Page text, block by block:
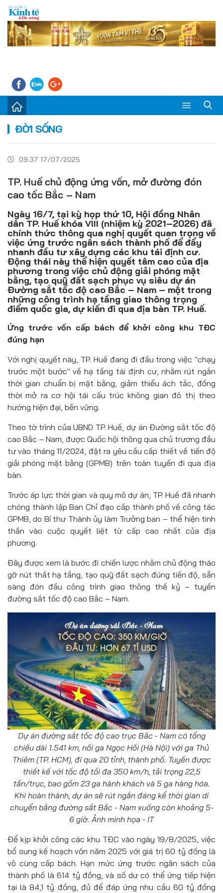
Sự kiện
Kinh tế - Tiêu dùng
Đời sống
Thị trường
Đồ uống
Pháp luật
Khoa giáo
Multimedia
ĐỜI SỐNG
09:37 17/07/2025
TP. Huế chủ động ứng vốn, mở đường đón
cao tốc Bắc – Nam
Ngày 16/7, tại kỳ họp thứ 10, Hội đồng Nhân
dân TP. Huế khóa VIII (nhiệm kỳ 2021–2026) đã
chính thức thông qua nghị quyết quan trọng về
việc ứng trước ngân sách thành phố để đẩy
nhanh đầu tư xây dựng các khu tái định cư.
Động thái này thể hiện quyết tâm cao của địa
phương trong việc chủ động giải phóng mặt
bằng, tạo quỹ đất sạch phục vụ siêu dự án
Đường sắt tốc độ cao Bắc – Nam – một trong
những công trình hạ tầng giao thông trọng
điểm quốc gia, dự kiến đi qua địa bàn TP. Huế.
Ứng trước vốn cấp bách để khởi công khu TĐC
đúng hạn
Với nghị quyết này, TP. Huế đang đi đầu trong việc "chạy
trước một bước" về hạ tầng tái định cư, nhằm rút ngắn
thời gian chuẩn bị mặt bằng, giảm thiểu ách tắc, đồng
thời mở ra cơ hội tái cấu trúc không gian đô thị theo
hướng hiện đại, bền vững.
Theo tờ trình của UBND TP. Huế, dự án Đường sắt tốc độ
cao Bắc – Nam, được Quốc hội thông qua chủ trương đầu
tư vào tháng 11/2024, đặt ra yêu cầu cấp thiết về tiến độ
giải phóng mặt bằng (GPMB) trên toàn tuyến đi qua địa
bàn.
Trước áp lực thời gian và quy mô dự án, TP. Huế đã nhanh
chóng thành lập Ban Chỉ đạo cấp thành phố về công tác
GPMB, do Bí thư Thành ủy làm Trưởng ban – thể hiện tinh
thần vào cuộc quyết liệt từ cấp cao nhất của địa
phương.
Đây được xem là bước đi chiến lược nhằm chủ động tháo
gỡ nút thắt hạ tầng, tạo quỹ đất sạch đúng tiến độ, sẵn
sàng đón đầu công trình giao thông thế kỷ – tuyến
đường sắt tốc độ cao Bắc – Nam.
Dự án đường sắt tốc độ cao trục Bắc - Nam có tổng
chiều dài 1.541 km, nối ga Ngọc Hồi (Hà Nội) với ga Thủ
Thiêm (TP. HCM), đi qua 20 tỉnh, thành phố. Tuyến được
thiết kế với tốc độ tối đa 350 km/h, tải trọng 22,5
tấn/trục, bao gồm 23 ga hành khách và 5 ga hàng hóa.
Khi hoàn thành, dự án sẽ rút ngắn đáng kể thời gian di
chuyển bằng đường sắt Bắc - Nam xuống còn khoảng 5-
6 giờ. Ảnh minh họa - IT
Để kịp khởi công các khu TĐC vào ngày 19/8/2025, việc
bổ sung kế hoạch vốn năm 2025 với giá trị 60 tỷ đồng là
vô cùng cấp bách. Hạn mức ứng trước ngân sách của
thành phố là 614 tỷ đồng, và số dư có thể ứng tiếp hiện
tại là 84,1 tỷ đồng, đủ để đáp ứng nhu cầu 60 tỷ đồng